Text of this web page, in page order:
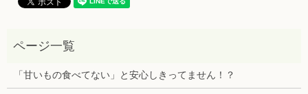
「甘いもの食べてない」と安心しきってません！？